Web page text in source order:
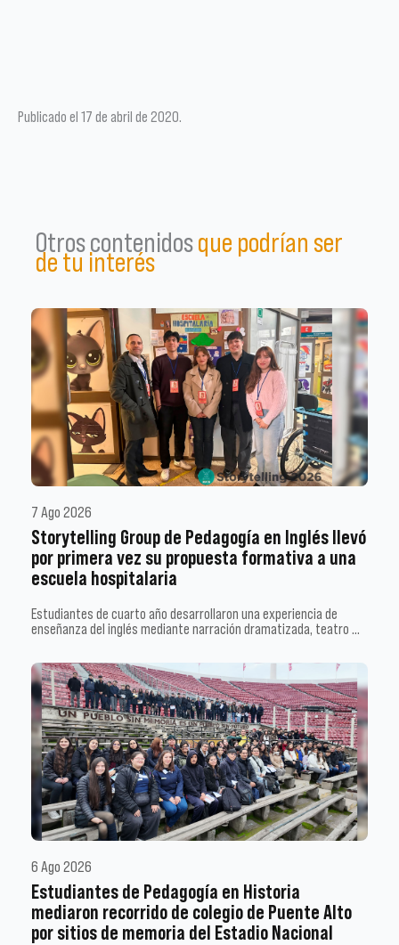
Publicado el 17 de abril de 2020.
Otros contenidosque podrían ser
de tu interés
7 Ago 2026
Storytelling Group de Pedagogía en Inglés llevó
por primera vez su propuesta formativa a una
escuela hospitalaria
Estudiantes de cuarto año desarrollaron una experiencia de
enseñanza del inglés mediante narración dramatizada, teatro …
6 Ago 2026
Estudiantes de Pedagogía en Historia
mediaron recorrido de colegio de Puente Alto
por sitios de memoria del Estadio Nacional